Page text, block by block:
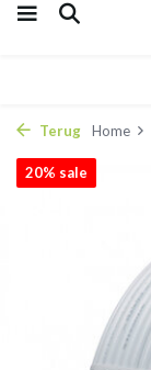
Terug Home
20% sale